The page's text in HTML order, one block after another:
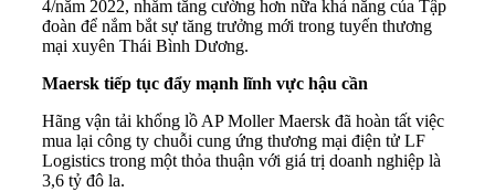
4/năm 2022, nhằm tăng cường hơn nữa khả năng của Tập
đoàn để nắm bắt sự tăng trưởng mới trong tuyến thương
mại xuyên Thái Bình Dương.
Maersk tiếp tục đẩy mạnh lĩnh vực hậu cần
Hãng vận tải khổng lồ AP Moller Maersk đã hoàn tất việc
mua lại công ty chuỗi cung ứng thương mại điện tử LF
Logistics trong một thỏa thuận với giá trị doanh nghiệp là
3,6 tỷ đô la.